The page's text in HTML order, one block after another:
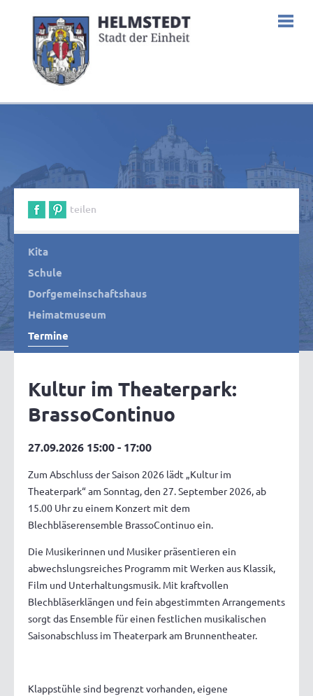
teilen
Kita
Schule
Dorfgemeinschaftshaus
Heimatmuseum
Termine
Kultur im Theaterpark:
BrassoContinuo
27.09.2026 15:00 - 17:00
Zum Abschluss der Saison 2026 lädt „Kultur im
Theaterpark“ am Sonntag, den 27. September 2026, ab
15.00 Uhr zu einem Konzert mit dem
Blechbläserensemble BrassoContinuo ein.
Die Musikerinnen und Musiker präsentieren ein
abwechslungsreiches Programm mit Werken aus Klassik,
Film und Unterhaltungsmusik. Mit kraftvollen
Blechbläserklängen und fein abgestimmten Arrangements
sorgt das Ensemble für einen festlichen musikalischen
Saisonabschluss im Theaterpark am Brunnentheater.
Klappstühle sind begrenzt vorhanden, eigene